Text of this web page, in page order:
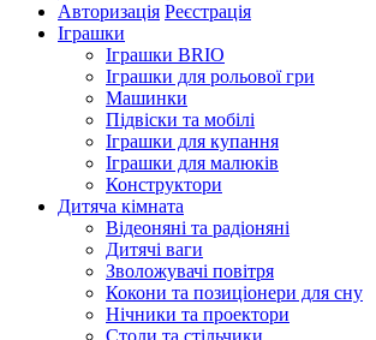
Авторизація Реєстрація
Іграшки
Іграшки BRIO
Іграшки для рольової гри
Машинки
Підвіски та мобілі
Іграшки для купання
Іграшки для малюків
Конструктори
Дитяча кімната
Відеоняні та радіоняні
Дитячі ваги
Зволожувачі повітря
Кокони та позиціонери для сну
Нічники та проектори
Столи та стільчики